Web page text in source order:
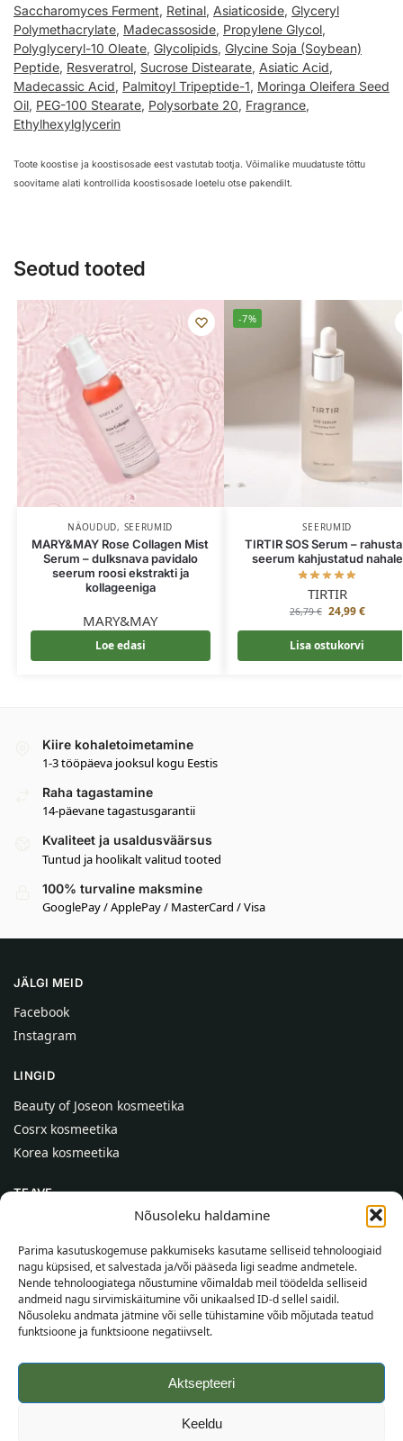
Nõusoleku haldamine
Parima kasutuskogemuse pakkumiseks kasutame selliseid tehnoloogiaid
nagu küpsised, et salvestada ja/või pääseda ligi seadme andmetele.
Nende tehnoloogiatega nõustumine võimaldab meil töödelda selliseid
andmeid nagu sirvimiskäitumine või unikaalsed ID-d sellel saidil.
Nõusoleku andmata jätmine või selle tühistamine võib mõjutada teatud
funktsioone ja funktsioone negatiivselt.
Aktsepteeri
Keeldu
Saccharomyces Ferment, Retinal, Asiaticoside, Glyceryl
Polymethacrylate, Madecassoside, Propylene Glycol,
Polyglyceryl-10 Oleate, Glycolipids, Glycine Soja (Soybean)
Peptide, Resveratrol, Sucrose Distearate, Asiatic Acid,
Madecassic Acid, Palmitoyl Tripeptide-1, Moringa Oleifera Seed
Oil, PEG-100 Stearate, Polysorbate 20, Fragrance,
Ethylhexylglycerin
Toote koostise ja koostisosade eest vastutab tootja. Võimalike muudatuste tõttu
soovitame alati kontrollida koostisosade loetelu otse pakendilt.
Seotud tooted
NÄOUDUD, SEERUMID
MARY&MAY Rose Collagen Mist
Serum – dulksnava pavidalo
seerum roosi ekstrakti ja
kollageeniga
MARY&MAY
Loe edasi
-7%
SEERUMID
TIRTIR SOS Serum –
seerum kahjustatud nahale
TIRTIR
26,79€ 24,99€
Lisa ostukorvi
Kiire kohaletoimetamine
1-3 tööpäeva jooksul kogu Eestis
Raha tagastamine
14-päevane tagastusgarantii
Kvaliteet ja usaldusväärsus
Tuntud ja hoolikalt valitud tooted
100% turvaline maksmine
GooglePay / ApplePay / MasterCard / Visa
JÄLGI MEID
Facebook
Instagram
LINGID
Beauty of Joseon kosmeetika
Cosrx kosmeetika
Korea kosmeetika
TEAVE
Kontaktid
Abi
TEAVE OSTJALE
Tarnetingimused
Tingimused
Veebikaart